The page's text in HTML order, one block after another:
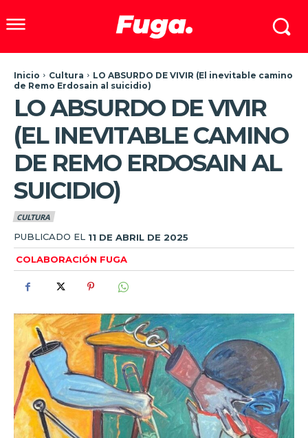
Inicio Cultura
LO ABSURDO DE VIVIR (El inevitable camino
de Remo Erdosain al suicidio)
LO ABSURDO DE VIVIR
(EL INEVITABLE CAMINO
DE REMO ERDOSAIN AL
SUICIDIO)
CULTURA
PUBLICADO EL 11 DE ABRIL DE 2025
COLABORACIÓN FUGA